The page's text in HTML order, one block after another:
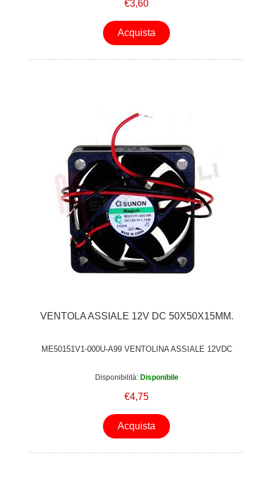
€3,60
Acquista
VENTOLA ASSIALE 12V DC 50X50X15MM.
ME50151V1-000U-A99 VENTOLINA ASSIALE 12VDC
Disponibilità: Disponibile
€4,75
Acquista